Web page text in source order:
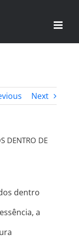
Next
DENTRO DE
dentro
a